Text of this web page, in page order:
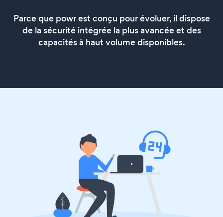
Parce que powr est conçu pour évoluer, il dispose
de la sécurité intégrée la plus avancée et des
capacités à haut volume disponibles.